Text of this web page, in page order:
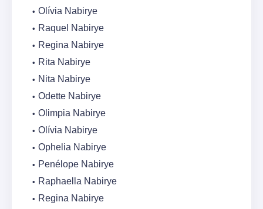
Olívia Nabirye
Raquel Nabirye
Regina Nabirye
Rita Nabirye
Nita Nabirye
Odette Nabirye
Olimpia Nabirye
Olívia Nabirye
Ophelia Nabirye
Penélope Nabirye
Raphaella Nabirye
Regina Nabirye